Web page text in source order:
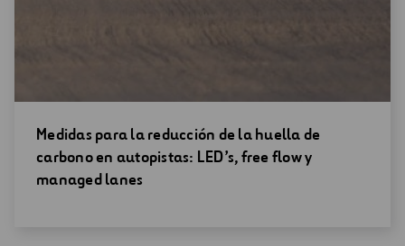
Abrir
una
nueva
Medidas para la reducción de la huella de
carbono en autopistas: LED’s, free flow y
managed lanes